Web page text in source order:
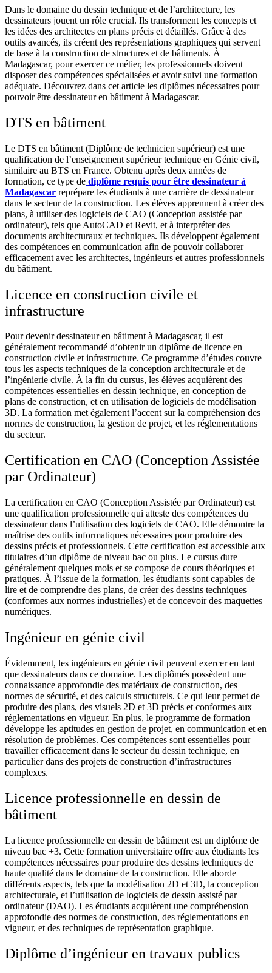
Dans le domaine du ​dessin technique et de l’architecture, les
dessinateurs jouent un rôle crucial. Ils transforment les concepts et
les idées des architectes en plans précis et détaillés. Grâce à des
outils avancés, ils créent des représentations graphiques qui servent
de base à la construction de structures et de bâtiments. À ​
Madagascar, pour exercer ce métier, les professionnels doivent
disposer des compétences spécialisées et avoir suivi une formation
adéquate. Découvrez dans cet article les diplômes nécessaires pour
pouvoir être dessinateur en bâtiment à Madagascar.
DTS en bâtiment
Le DTS en bâtiment (Diplôme de technicien supérieur) est une
qualification de l’enseignement supérieur technique en Génie civil,
similaire au BTS en France. Obtenu après deux années de
formation, ce type de diplôme requis pour être dessinateur à
Madagascar reprépare les étudiants à une carrière de dessinateur
dans le secteur de la construction. Les élèves apprennent à créer des
plans, à utiliser des logiciels de CAO (Conception assistée par
ordinateur), tels que AutoCAD et Revit, et à interpréter des
documents architecturaux et techniques. Ils développent également
des compétences en communication afin de pouvoir collaborer
efficacement avec les architectes, ingénieurs et autres professionnels
du bâtiment.
Licence en construction civile et
infrastructure
Pour devenir ​dessinateur en bâtiment à ​Madagascar, il est
généralement recommandé d’obtenir un diplôme de licence en
construction civile et infrastructure. Ce programme d’études couvre
tous les aspects techniques de la conception architecturale et de
l’ingénierie civile. À la fin du cursus, les élèves acquièrent des
compétences essentielles en dessin technique, en conception de
plans de construction, et en utilisation de logiciels de modélisation
3D. La formation met également l’accent sur la compréhension des
normes de construction, la gestion de projet, et les réglementations
du secteur.
Certification en CAO (Conception Assistée
par Ordinateur)
La certification en CAO (Conception Assistée par Ordinateur) est
une qualification professionnelle qui atteste des compétences du
dessinateur dans l’utilisation des logiciels de CAO. Elle démontre la
maîtrise des outils informatiques nécessaires pour produire des
dessins précis et professionnels. Cette certification est accessible aux
titulaires d’un diplôme de niveau bac ou plus. Le cursus dure
généralement quelques mois et se compose de cours théoriques et
pratiques. À l’issue de la formation, les étudiants sont capables de
lire et de comprendre des plans, de créer des dessins techniques
(conformes aux normes industrielles) et de concevoir des maquettes
numériques.
Ingénieur en génie civil
Évidemment, les ingénieurs en génie civil peuvent exercer en tant
que dessinateurs dans ce domaine. Les diplômés possèdent une
connaissance approfondie des matériaux de construction, des
normes de sécurité, et des calculs structurels. Ce qui leur permet de
produire des plans, des visuels 2D et 3D précis et conformes aux
réglementations en vigueur. En plus, le programme de formation
développe les aptitudes en gestion de projet, en communication et en
résolution de problèmes. Ces compétences sont essentielles pour
travailler efficacement dans le secteur du dessin technique, en
particulier dans des projets de construction d’infrastructures
complexes.
Licence professionnelle en dessin de
bâtiment
La ​licence professionnelle en dessin de bâtiment est un diplôme de
niveau bac +3. Cette formation universitaire offre aux étudiants les
compétences nécessaires pour produire des dessins techniques de
haute qualité dans le domaine de la construction. Elle aborde
différents aspects, tels que la modélisation 2D et 3D, la conception
architecturale, et l’utilisation de logiciels de dessin assisté par
ordinateur (DAO). Les étudiants acquièrent une compréhension
approfondie des normes de construction, des réglementations en
vigueur, et des techniques de représentation graphique.
Diplôme d’ingénieur en travaux publics